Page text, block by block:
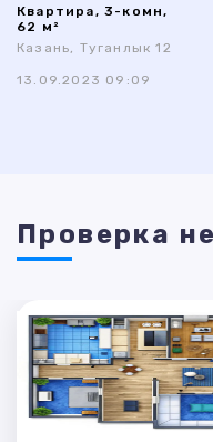
Квартира, 3-комн,
62 м²
Казань, Туганлык 12
13.09.2023 09:09
Проверка